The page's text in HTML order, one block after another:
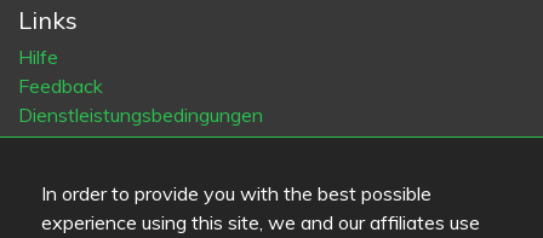
In order to provide you with the best possible
experience using this site, we and our affiliates use
Links
Hilfe
Feedback
Dienstleistungsbedingungen
Kontakt
Cookies
Blogs